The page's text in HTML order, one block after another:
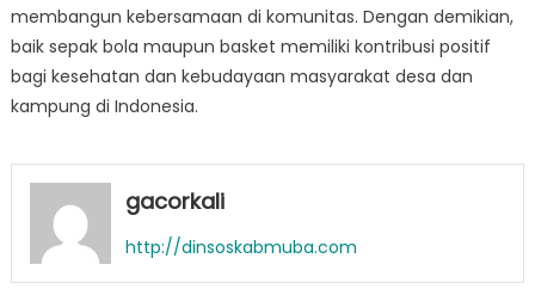
membangun kebersamaan di komunitas. Dengan demikian,
baik sepak bola maupun basket memiliki kontribusi positif
bagi kesehatan dan kebudayaan masyarakat desa dan
kampung di Indonesia.
gacorkali
http://dinsoskabmuba.com